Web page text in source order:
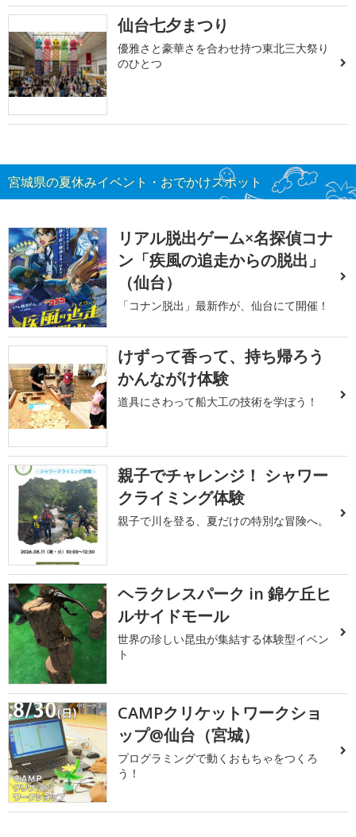
仙台七夕まつり
優雅さと豪華さを合わせ持つ東北三大祭り
のひとつ
宮城県の夏休みイベント・おでかけスポット
リアル脱出ゲーム×名探偵コナ
ン「疾風の追走からの脱出」
（仙台）
「コナン脱出」最新作が、仙台にて開催！
けずって香って、持ち帰ろう
かんながけ体験
道具にさわって船大工の技術を学ぼう！
親子でチャレンジ！ シャワー
クライミング体験
親子で川を登る、夏だけの特別な冒険へ。
ヘラクレスパーク in 錦ケ丘ヒ
ルサイドモール
世界の珍しい昆虫が集結する体験型イベン
ト
CAMPクリケットワークショ
ップ@仙台（宮城）
プログラミングで動くおもちゃをつくろ
う！